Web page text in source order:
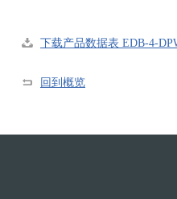
下载产品数据表 EDB-4-
回到概览